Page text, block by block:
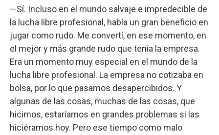
—Sí. Incluso en el mundo salvaje e impredecible de
la lucha libre profesional, había un gran beneficio en
jugar como rudo. Me convertí, en ese momento, en
el mejor y más grande rudo que tenía la empresa.
Era un momento muy especial en el mundo de la
lucha libre profesional. La empresa no cotizaba en
bolsa, por lo que pasamos desapercibidos. Y
algunas de las cosas, muchas de las cosas, que
hicimos, estaríamos en grandes problemas si las
hiciéramos hoy. Pero ese tiempo como malo